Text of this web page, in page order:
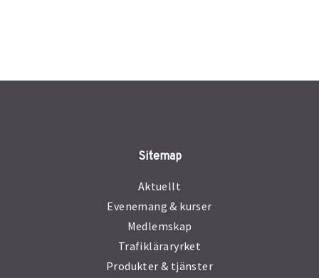
Sitemap
Aktuellt
Evenemang & kurser
Medlemskap
Trafikläraryrket
Produkter & tjänster